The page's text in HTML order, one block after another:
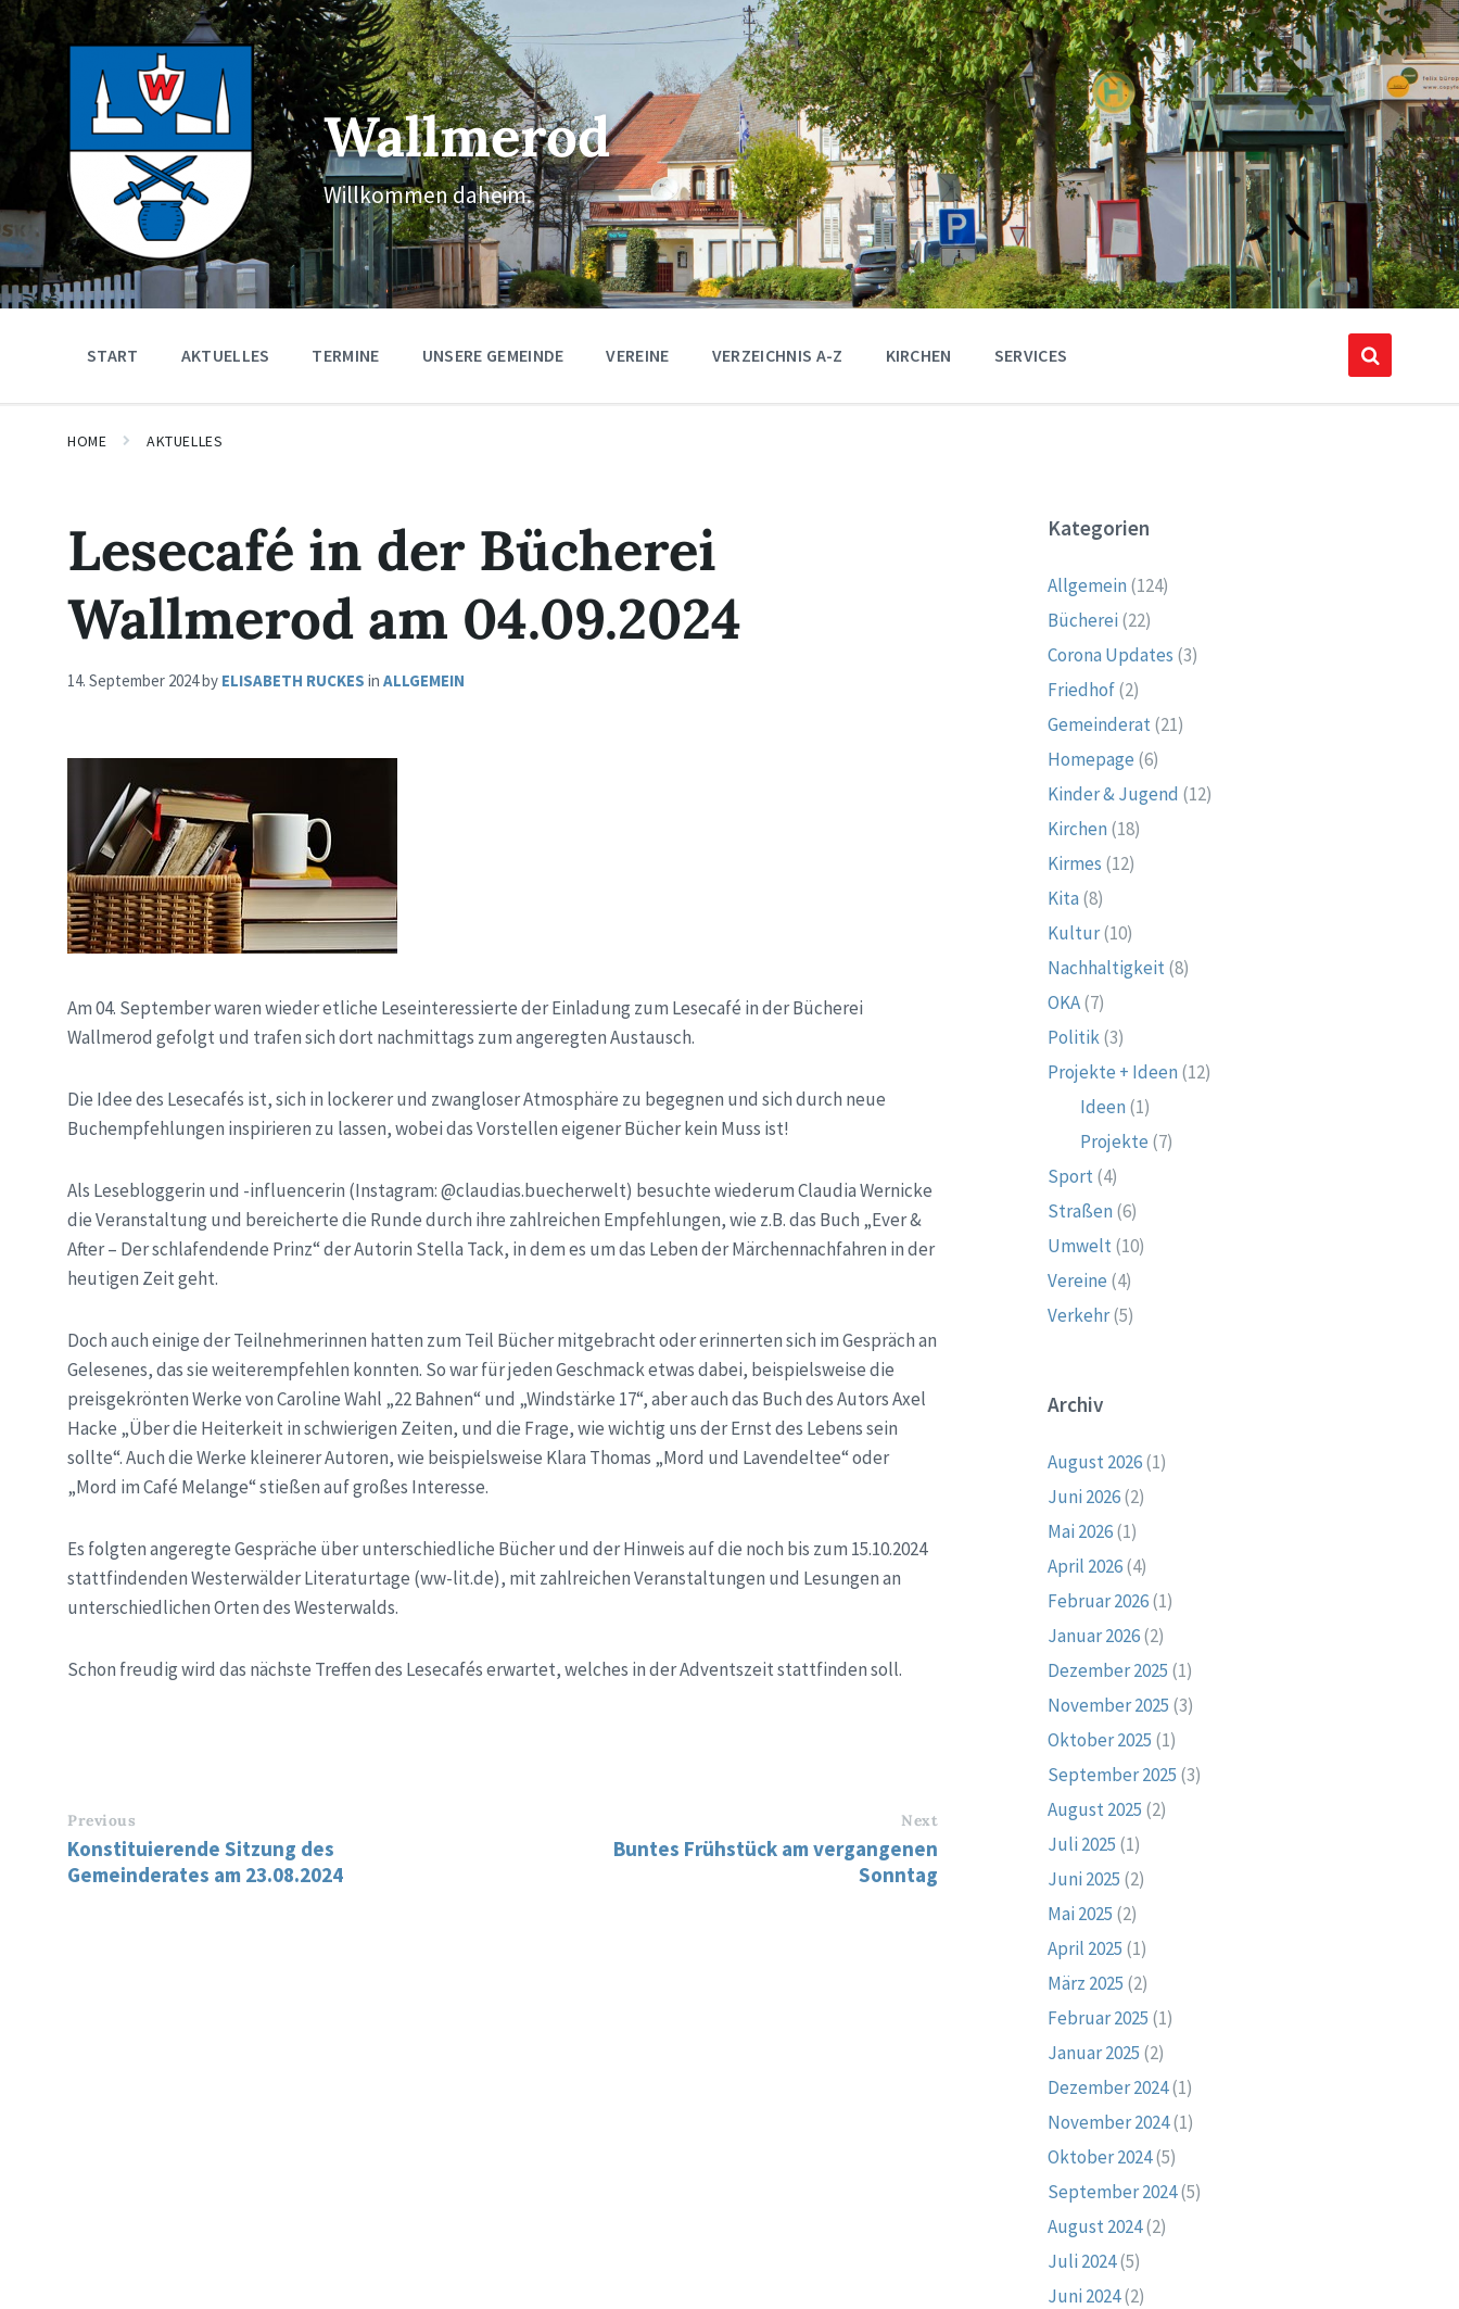
Skip
content
Skip
main
navigation
Skip
footer
Wallmerod
Willkommen daheim.
START AKTUELLES TERMINE UNSERE GEMEINDE VEREINE VERZEICHNIS A-Z KIRCHEN SERVICES
HOME AKTUELLES
Lesecafé in der Bücherei
Wallmerod am 04.09.2024
14. September 2024by ELISABETH RUCKES in ALLGEMEIN
Am 04. September waren wieder etliche Leseinteressierte der Einladung zum Lesecafé in der Bücherei
Wallmerod gefolgt und trafen sich dort nachmittags zum angeregten Austausch.
Die Idee des Lesecafés ist, sich in lockerer und zwangloser Atmosphäre zu begegnen und sich durch neue
Buchempfehlungen inspirieren zu lassen, wobei das Vorstellen eigener Bücher kein Muss ist!
Als Lesebloggerin und -influencerin (Instagram: @claudias.buecherwelt) besuchte wiederum Claudia Wernicke
die Veranstaltung und bereicherte die Runde durch ihre zahlreichen Empfehlungen, wie z.B. das Buch „Ever &
After – Der schlafendende Prinz“ der Autorin Stella Tack, in dem es um das Leben der Märchennachfahren in der
heutigen Zeit geht.
Doch auch einige der Teilnehmerinnen hatten zum Teil Bücher mitgebracht oder erinnerten sich im Gespräch an
Gelesenes, das sie weiterempfehlen konnten. So war für jeden Geschmack etwas dabei, beispielsweise die
preisgekrönten Werke von Caroline Wahl „22 Bahnen“ und „Windstärke 17“, aber auch das Buch des Autors Axel
Hacke „Über die Heiterkeit in schwierigen Zeiten, und die Frage, wie wichtig uns der Ernst des Lebens sein
sollte“. Auch die Werke kleinerer Autoren, wie beispielsweise Klara Thomas „Mord und Lavendeltee“ oder
„Mord im Café Melange“ stießen auf großes Interesse.
Es folgten angeregte Gespräche über unterschiedliche Bücher und der Hinweis auf die noch bis zum 15.10.2024
stattfindenden Westerwälder Literaturtage (ww-lit.de), mit zahlreichen Veranstaltungen und Lesungen an
unterschiedlichen Orten des Westerwalds.
Schon freudig wird das nächste Treffen des Lesecafés erwartet, welches in der Adventszeit stattfinden soll.
Previous
Konstituierende Sitzung des
Gemeinderates am 23.08.2024
Next
Buntes Frühstück am vergangenen
Sonntag
Kategorien
Allgemein (124)
Bücherei (22)
Corona Updates (3)
Friedhof(2)
Gemeinderat(21)
Homepage (6)
Kinder & Jugend (12)
Kirchen (18)
Kirmes (12)
Kita (8)
Kultur(10)
Nachhaltigkeit(8)
OKA(7)
Politik(3)
Projekte + Ideen (12)
Ideen (1)
Projekte (7)
Sport(4)
Straßen (6)
Umwelt(10)
Vereine (4)
Verkehr(5)
Archiv
August 2026(1)
Juni 2026(2)
Mai 2026(1)
April 2026(4)
Februar 2026(1)
Januar 2026(2)
Dezember 2025 (1)
November 2025 (3)
Oktober 2025 (1)
September 2025 (3)
August 2025 (2)
Juli 2025 (1)
Juni 2025 (2)
Mai 2025 (2)
April 2025 (1)
März 2025 (2)
Februar 2025 (1)
Januar 2025 (2)
Dezember 2024(1)
November 2024(1)
Oktober 2024(5)
September 2024(5)
August 2024(2)
Juli 2024(5)
Juni 2024(2)